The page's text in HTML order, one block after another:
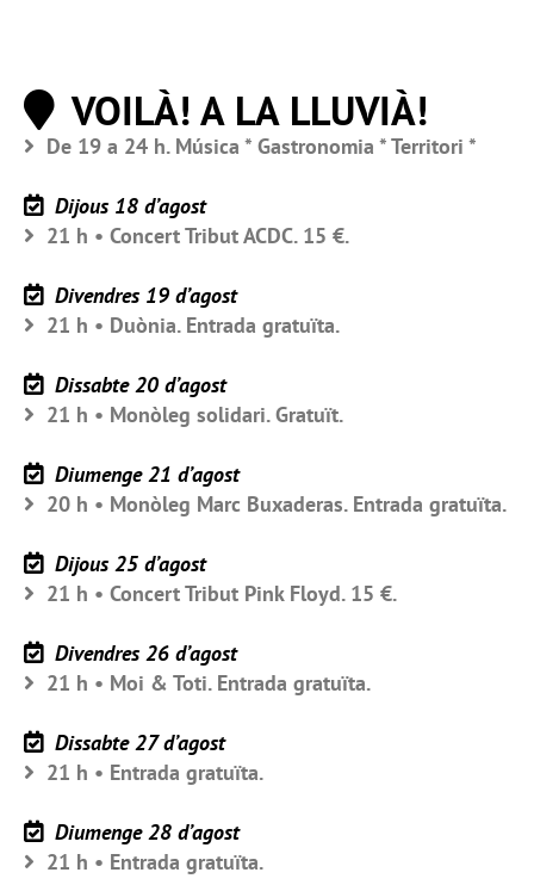
VOILÀ! A LA LLUVIÀ!
De 19 a 24 h. Música * Gastronomia * Territori *
Dijous 18 d’agost
21 h • Concert Tribut ACDC. 15 €.
Divendres 19 d’agost
21 h • Duònia. Entrada gratuïta.
Dissabte 20 d’agost
21 h • Monòleg solidari. Gratuït.
Diumenge 21 d’agost
20 h • Monòleg Marc Buxaderas. Entrada gratuïta.
Dijous 25 d’agost
21 h • Concert Tribut Pink Floyd. 15 €.
Divendres 26 d’agost
21 h • Moi & Toti. Entrada gratuïta.
Dissabte 27 d’agost
21 h • Entrada gratuïta.
Diumenge 28 d’agost
21 h • Entrada gratuïta.